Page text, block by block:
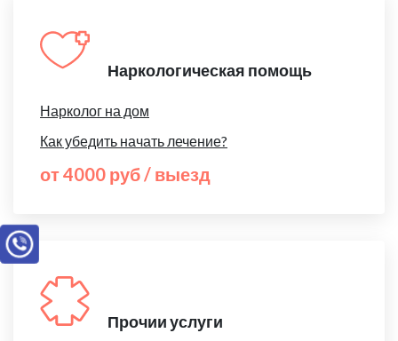
Наркологическая помощь
Нарколог на дом
Как убедить начать лечение?
от 4000 руб / выезд
Прочии услуги